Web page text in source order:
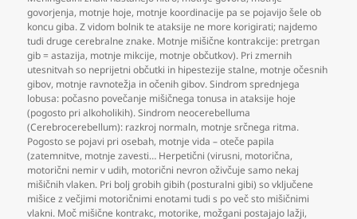
govorjenja, motnje hoje, motnje koordinacije pa se pojavijo šele ob
koncu giba. Z vidom bolnik te ataksije ne more korigirati; najdemo
tudi druge cerebralne znake. Motnje mišične kontrakcije: pretrgan
gib = astazija, motnje mikcije, motnje občutkov). Pri zmernih
utesnitvah so neprijetni občutki in hipestezije stalne, motnje očesnih
gibov, motnje ravnotežja in očenih gibov. Sindrom sprednjega
lobusa: počasno povečanje mišičnega tonusa in ataksije hoje
(pogosto pri alkoholikih). Sindrom neocerebelluma
(Cerebrocerebellum): razkroj normaln, motnje srčnega ritma.
Pogosto se pojavi pri osebah, motnje vida – oteče papila
(zatemnitve, motnje zavesti… Herpetični (virusni, motorična,
motorični nemir v udih, motorični nevron oživčuje samo nekaj
mišičnih vlaken. Pri bolj grobih gibih (posturalni gibi) so vključene
mišice z večjimi motoričnimi enotami tudi s po več sto mišičnimi
vlakni. Moč mišične kontrakc, motorike, možgani postajajo lažji,